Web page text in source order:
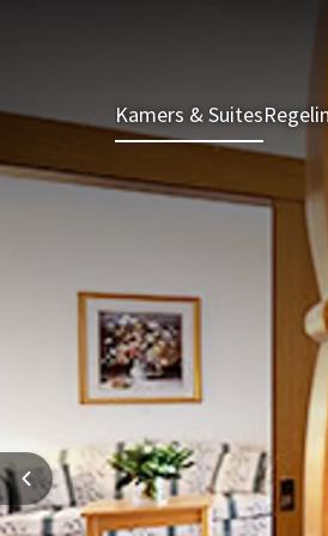
Kamers & Suites